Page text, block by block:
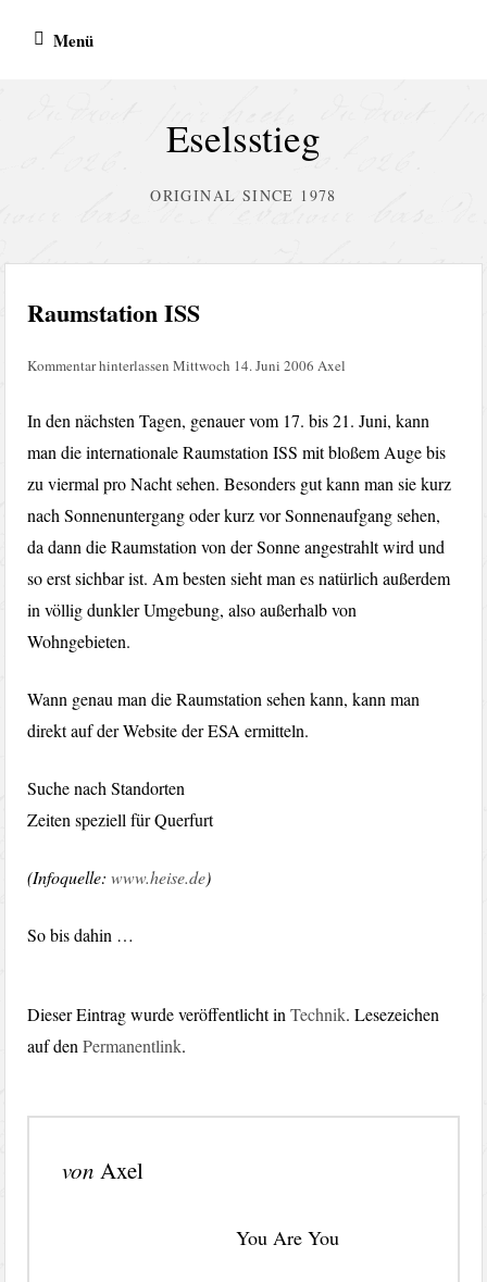
Inhalt Menü
Eselsstieg
ORIGINAL SINCE 1978
Raumstation ISS
Kommentar hinterlassen Mittwoch 14. Juni 2006 Axel
In den nächsten Tagen, genauer vom 17. bis 21. Juni, kann
man die internationale Raumstation ISS mit bloßem Auge bis
zu viermal pro Nacht sehen. Besonders gut kann man sie kurz
nach Sonnenuntergang oder kurz vor Sonnenaufgang sehen,
da dann die Raumstation von der Sonne angestrahlt wird und
so erst sichbar ist. Am besten sieht man es natürlich außerdem
in völlig dunkler Umgebung, also außerhalb von
Wohngebieten.
Wann genau man die Raumstation sehen kann, kann man
direkt auf der Website der ESA ermitteln.
Suche nach Standorten
Zeiten speziell für Querfurt
(Infoquelle:www.heise.de)
So bis dahin …
Dieser Eintrag wurde veröffentlicht inTechnik. Lesezeichen
auf denPermanentlink.
vonAxel
You Are You